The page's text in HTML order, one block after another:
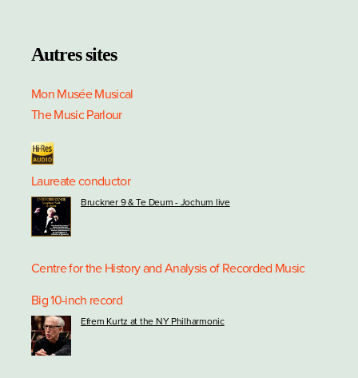
Autres sites
Mon Musée Musical
The Music Parlour
Laureate conductor
Bruckner 9 & Te Deum - Jochum live
Centre for the History and Analysis of Recorded Music
Big 10-inch record
Efrem Kurtz at the NY Philharmonic